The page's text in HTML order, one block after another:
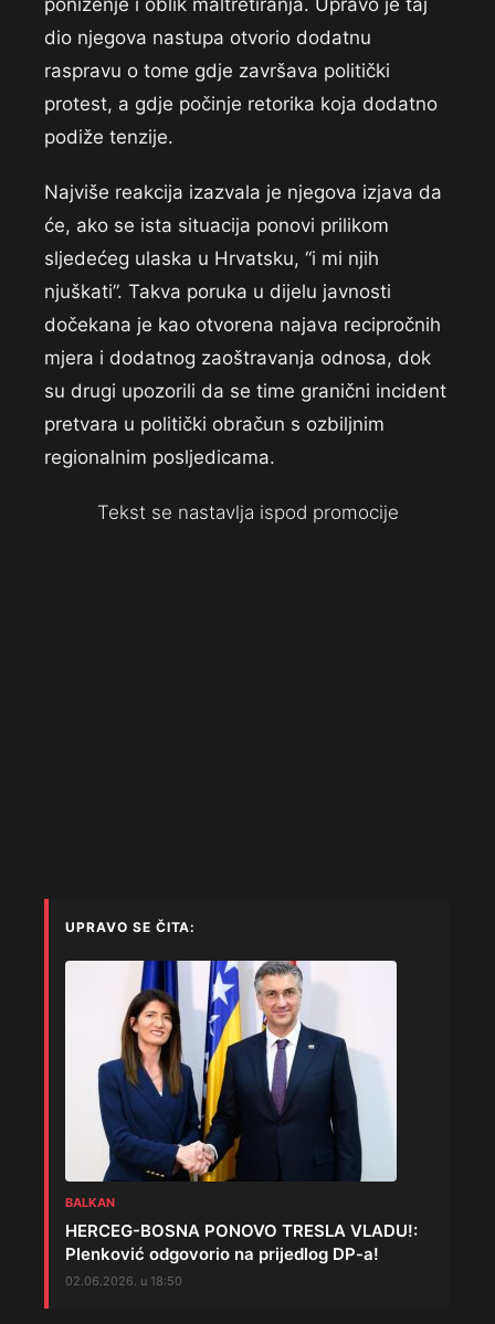
poniženje i oblik maltretiranja. Upravo je taj
dio njegova nastupa otvorio dodatnu
raspravu o tome gdje završava politički
protest, a gdje počinje retorika koja dodatno
podiže tenzije.
Najviše reakcija izazvala je njegova izjava da
će, ako se ista situacija ponovi prilikom
sljedećeg ulaska u Hrvatsku, “i mi njih
njuškati”. Takva poruka u dijelu javnosti
dočekana je kao otvorena najava recipročnih
mjera i dodatnog zaoštravanja odnosa, dok
su drugi upozorili da se time granični incident
pretvara u politički obračun s ozbiljnim
regionalnim posljedicama.
Tekst se nastavlja ispod promocije
UPRAVO SE ČITA:
BALKAN
HERCEG-BOSNA PONOVO TRESLA VLADU!:
Plenković odgovorio na prijedlog DP-a!
02.06.2026. u 18:50